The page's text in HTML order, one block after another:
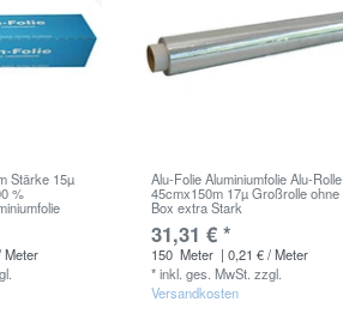
Stärke 15µ
%
Meter
Alu-Folie Aluminiumfolie Alu-Rolle
45cmx150m 17µ Großrolle ohne
Box extra Stark
31,31 € *
150 Meter | 0,21 € / Meter
*inkl. ges. MwSt. zzgl.
Versandkosten